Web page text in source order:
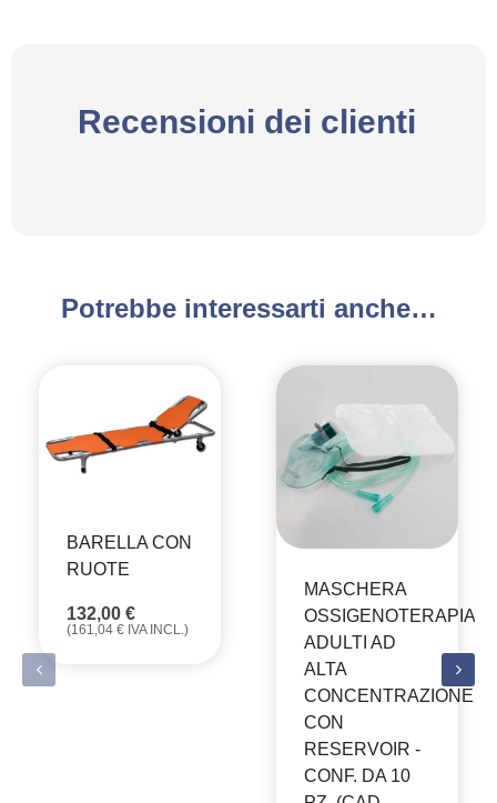
Recensioni dei clienti
Potrebbe interessarti anche…
BARELLA CON
RUOTE
132,00 €
(161,04 € IVA INCL.)
MASCHERA
OSSIGENOTERAPIA
ADULTI AD
ALTA
CONCENTRAZIONE
CON
RESERVOIR -
CONF. DA 10